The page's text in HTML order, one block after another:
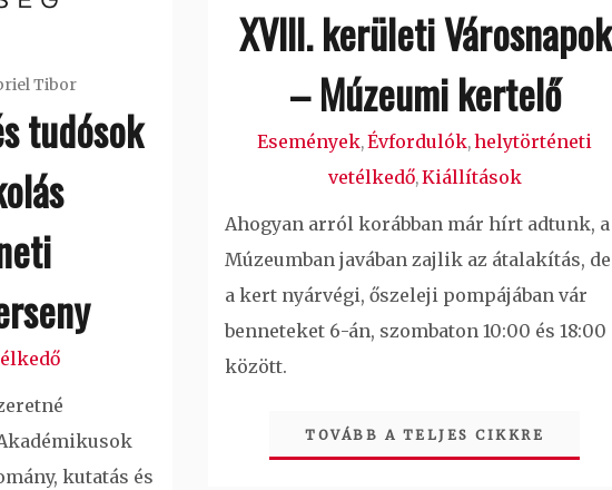
Tibor
tudósok
kutatás és
XVIII. kerületi Városnapok
– Múzeumi kertelő
Események,Évfordulók,helytörténeti
vetélkedő,Kiállítások
Ahogyan arról korábban már hírt adtunk, a
Múzeumban javában zajlik az átalakítás, de
a kert nyárvégi, őszeleji pompájában vár
benneteket 6-án, szombaton 10:00 és 18:00
között.
TOVÁBB A TELJES CIKKRE